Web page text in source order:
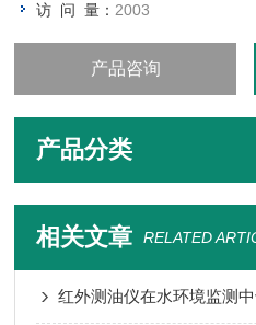
访 问 量： 2003
产品咨询
产品分类
相关文章 RELATED
红外测油仪在水环境监测